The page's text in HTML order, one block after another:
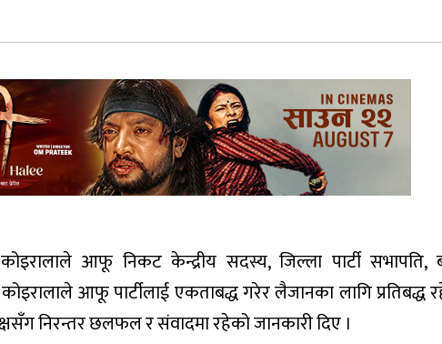
आफू निकट केन्द्रीय सदस्य, जिल्ला पार्टी सभापति,
आफू पार्टीलाई एकताबद्ध गरेर लैजानका लागि प्रतिबद्ध
निरन्तर छलफल र संवादमा रहेको जानकारी दिए ।